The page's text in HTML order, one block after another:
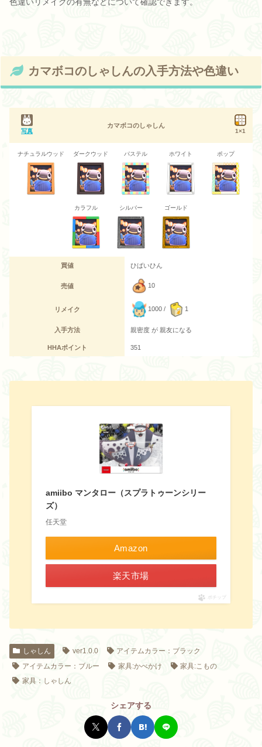
カマボコのしゃしんの入手方法や色違い
写真
カマボコのしゃしん
1×1
ナチュラルウッド ダークウッド パステル ホワイト ポップ
カラフル シルバー ゴールド
買値 ひばいひん
売値 10
リメイク 1000 / 1
入手方法 親密度 が 親友になる
HHAポイント 351
amiibo マンタロー（スプラトゥーンシリー
ズ）
任天堂
Amazon
楽天市場
ポチップ
しゃしん ver1.0.0
アイテムカラー：ブラック
アイテムカラー：ブルー
家具:かべかけ
家具:こもの
家具：しゃしん
シェアする